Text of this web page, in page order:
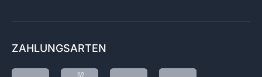
ZAHLUNGSARTEN